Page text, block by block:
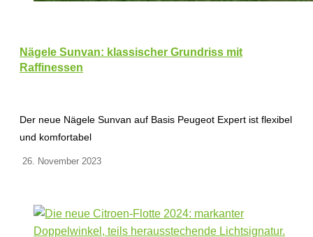
Nägele Sunvan: klassischer Grundriss mit
Raffinessen
Der neue Nägele Sunvan auf Basis Peugeot Expert ist flexibel
und komfortabel
26. November 2023